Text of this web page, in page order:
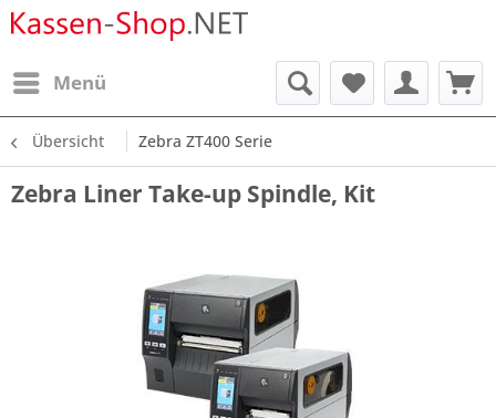
Menü
Übersicht Zebra ZT400 Serie
Zebra Liner Take-up Spindle, Kit